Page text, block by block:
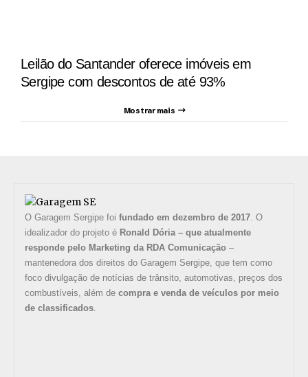
Leilão do Santander oferece imóveis em
Sergipe com descontos de até 93%
Mostrar mais
O Garagem Sergipe foi fundado em dezembro de 2017. O
idealizador do projeto é Ronald Dória – que atualmente
responde pelo Marketing da RDA Comunicação –
mantenedora dos direitos do Garagem Sergipe, que tem como
foco divulgação de notícias de trânsito, automotivas, preços dos
combustíveis, além de compra e venda de veículos por meio
de classificados.